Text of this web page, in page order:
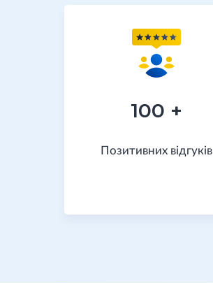
100 +
Позитивних відгуків